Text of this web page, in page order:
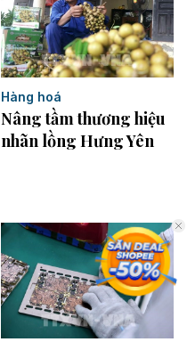
Hàng hoá
Nâng tầm thương hiệu
nhãn lồng Hưng Yên